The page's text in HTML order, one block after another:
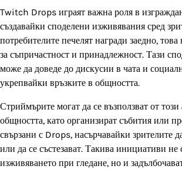
Twitch Drops играят важна роля в
създавайки споделени изживявания сред
потребителите печелят награди заедно, това
за съпричастност и принадлежност. Тази
може да доведе до дискусии в чата и
укрепвайки връзките в общността.
Стриймърите могат да се възползват от този
общността, като организират събития или
свързани с Drops, насърчавайки зрителите
или да се състезават. Такива инициативи не
изживяването при гледане, но и